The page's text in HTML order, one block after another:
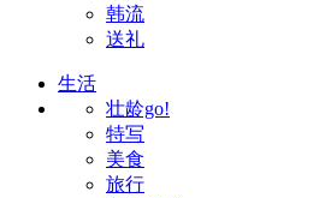
韩流
送礼
生活
壮龄go!
特写
美食
旅行